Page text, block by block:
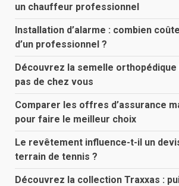
un chauffeur professionnel
Installation d’alarme : combien
d’un professionnel ?
Découvrez la semelle orthopédique
pas de chez vous
Comparer les offres d’assurance
pour faire le meilleur choix
Le revêtement influence-t-il un
terrain de tennis ?
Découvrez la collection Traxxas :